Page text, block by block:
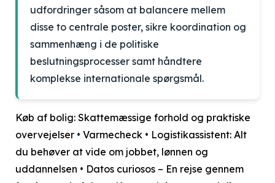
udfordringer såsom at balancere mellem
disse to centrale poster, sikre koordination og
sammenhæng i de politiske
beslutningsprocesser samt håndtere
komplekse internationale spørgsmål.
Køb af bolig: Skattemæssige forhold og praktiske
overvejelser • Varmecheck • Logistikassistent: Alt
du behøver at vide om jobbet, lønnen og
uddannelsen • Datos curiosos – En rejse gennem